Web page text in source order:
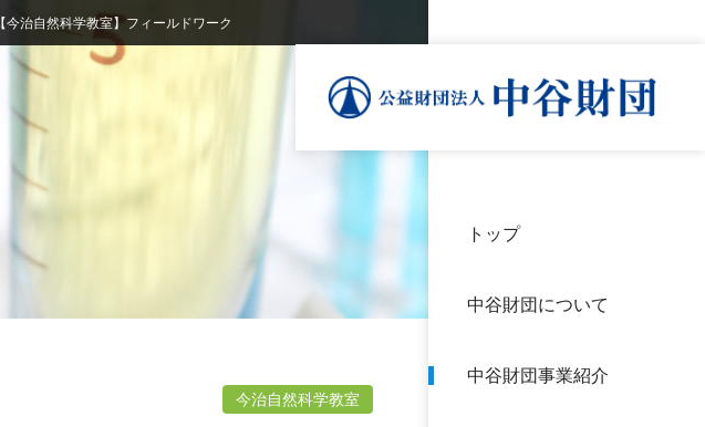
トップ
中谷財団について
中谷財団事業紹介
【今治自然科学教室】フィールドワーク
今治自然科学教室